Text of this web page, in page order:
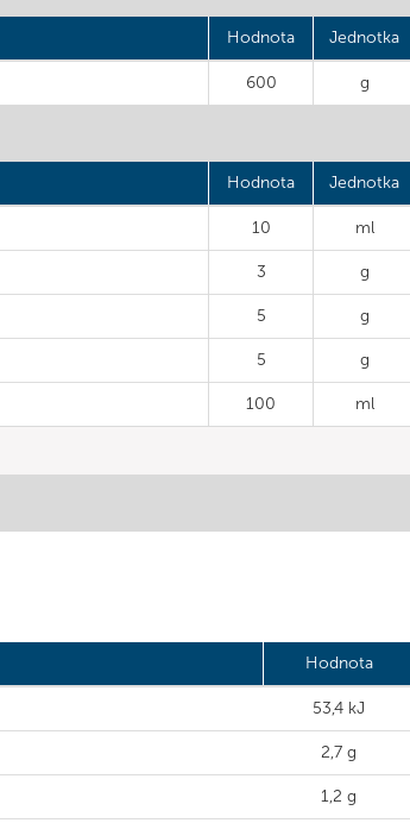
Hodnota Jednotka
600 g
Hodnota Jednotka
10 ml
3 g
5 g
5 g
100 ml
Hodnota
53,4 kJ
2,7 g
1,2 g